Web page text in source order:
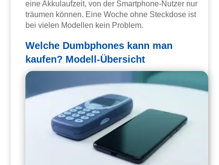
eine Akkulaufzeit, von der Smartphone-Nutzer nur
träumen können. Eine Woche ohne Steckdose ist
bei vielen Modellen kein Problem.
Welche Dumbphones kann man
kaufen? Modell-Übersicht